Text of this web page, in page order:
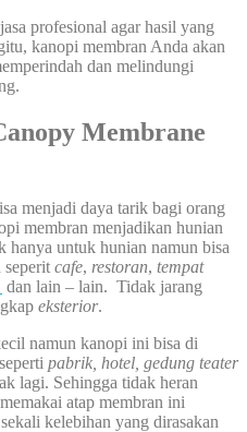
profesional agar hasil yang
kanopi membran Anda akan
dan melindungi
Membrane
menjadi daya tarik bagi orang
membran menjadikan hunian
hanya untuk hunian namun bisa
seperit cafe, restoran, tempat
dan lain – lain. Tidak jarang
eksterior.
namun kanopi ini bisa di
pabrik, hotel, gedung teater
lagi. Sehingga tidak heran
atap membran ini
kelebihan yang dirasakan